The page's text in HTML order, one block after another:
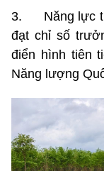
3. Năng lực
đạt chỉ số
điển hình tiên
Năng lượng